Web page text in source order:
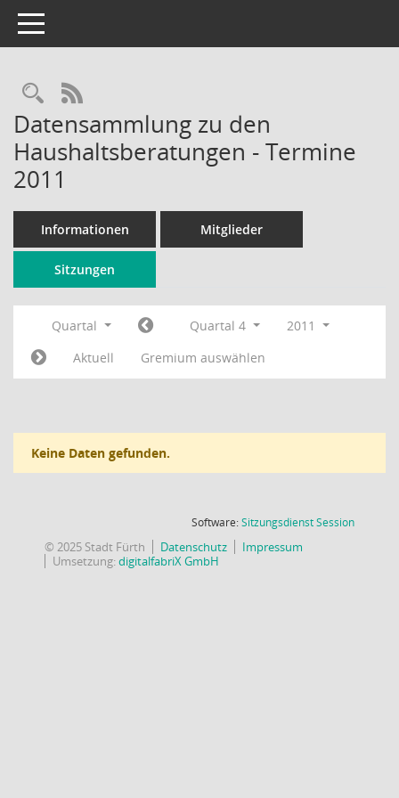
Toggle navigation
Rechercheauswahl
RSS-Feed
Datensammlung zu den
Haushaltsberatungen - Termine
2011
Informationen Mitglieder
Sitzungen
Quartal Quartal 4
2011
Aktuell
Gremium auswählen
Keine Daten gefunden.
Software:SitzungsdienstSession(Wird in
© 2025 Stadt Fürth Datenschutz
Impressum
Umsetzung:digitalfabriX GmbH